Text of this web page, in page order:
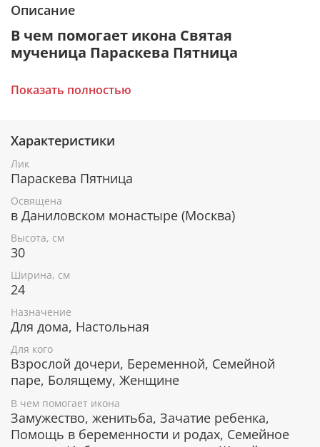
Описание
В чем помогает икона Святая
мученица Параскева Пятница
связанных с сильной болью (зубная боль,
Сохранение мира и благополучия в семейной
жизни.
Покровительница домашнего очага, оберегает
Икона уже освящена
Лик изготовлен методом УФ-печати в России.
Освящен в Даниловском монастыре по всем
канонам Православной церкви. Икона поставляется
в коробке с изображением монастыря, к каждой
иконе прилагается сертификат.
Серебряное покрытие, ценные породы
дерева
Рамка покрыта слоем чистого серебра 925 пробы и
позолотой. С помощью современных технологий
изделию придается особая рельефность и
выразительность. Икона изготовлена из
металлической пластины Miro Silver, нижний слой
Показать полностью
Характеристики
Лик
Параскева Пятница
Освящена
в Даниловском монастыре (Москва)
Высота, см
30
Ширина, см
24
Назначение
Для дома, Настольная
Для кого
Взрослой дочери, Беременной, Семейной
паре, Болящему, Женщине
В чем помогает икона
Замужество, женитьба, Зачатие ребенка,
Помощь в беременности и родах, Семейное